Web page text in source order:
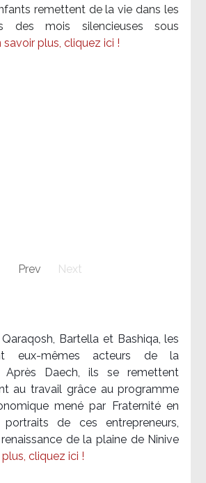
remettent de la vie dans les
des mois silencieuses sous
savoir plus, cliquez ici !
Prev Next
Bartella et Bashiqa, les
eux-mêmes acteurs de la
Après Daech, ils se remettent
au travail grâce au programme
mené par Fraternité en
de ces entrepreneurs,
de la plaine de Ninive
cliquez ici !